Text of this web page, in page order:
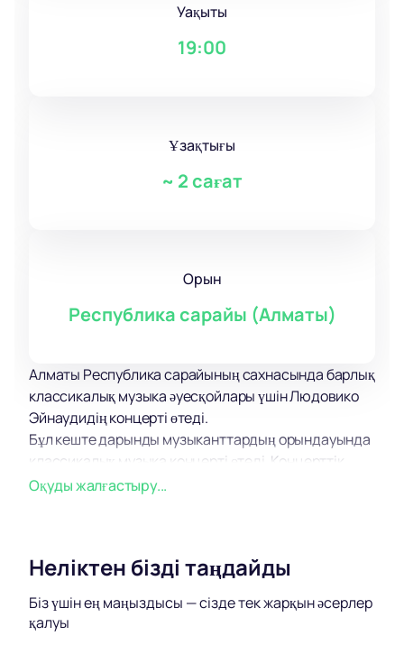
Уақыты
19:00
Ұзақтығы
~ 2 сағат
Орын
Республика сарайы (Алматы)
Алматы Республика сарайының сахнасында барлық
классикалық музыка әуесқойлары үшін Людовико
Эйнаудидің концерті өтеді.
Бұл кеште дарынды музыканттардың орындауында
классикалық музыка концерті өтеді. Концерттік
бағдарламада есімдері қосымша таныстыруды
қойылымдарға, балетке, филармония
барлығы бірнеше рет музыкалық сыйлықтардың
лауреаттары атанып, халықаралық деңгейдегі
Оқуды жалғастыру...
Неліктен бізді таңдайды
Біз үшін ең маңыздысы — сізде тек жарқын әсерлер
қалуы